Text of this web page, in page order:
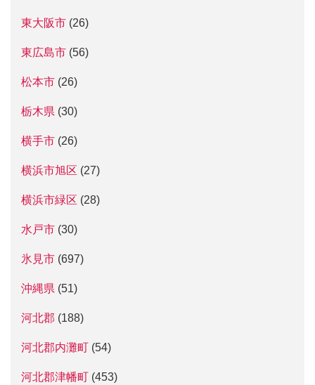
東大阪市 (26)
東広島市 (56)
松本市 (26)
栃木県 (30)
横手市 (26)
横浜市旭区 (27)
横浜市緑区 (28)
水戸市 (30)
氷見市 (697)
沖縄県 (51)
河北郡 (188)
河北郡内灘町 (54)
河北郡津幡町 (453)